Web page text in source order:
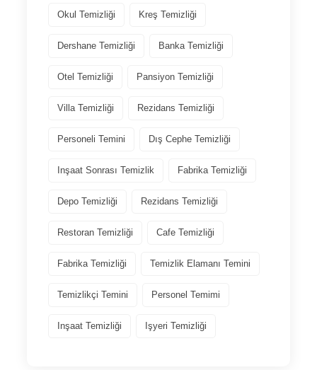
Okul Temizliği Kreş Temizliği
Dershane Temizliği Banka Temizliği
Otel Temizliği Pansiyon Temizliği
Villa Temizliği Rezidans Temizliği
Personeli Temini Dış Cephe Temizliği
Inşaat Sonrası Temizlik Fabrika Temizliği
Depo Temizliği Rezidans Temizliği
Restoran Temizliği Cafe Temizliği
Fabrika Temizliği Temizlik Elamanı Temini
Temizlikçi Temini Personel Temimi
Inşaat Temizliği Işyeri Temizliği